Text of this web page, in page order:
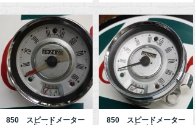
850 スピードメーター
850 スピードメーター